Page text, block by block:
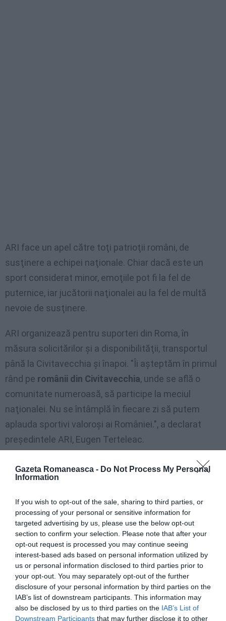
Gazeta Romaneasca - Do Not Process My Personal
Information
If you wish to opt-out of the sale, sharing to third parties, or
processing of your personal or sensitive information for
targeted advertising by us, please use the below opt-out
section to confirm your selection. Please note that after your
opt-out request is processed you may continue seeing
interest-based ads based on personal information utilized by
us or personal information disclosed to third parties prior to
your opt-out. You may separately opt-out of the further
disclosure of your personal information by third parties on the
IAB’s list of downstream participants. This information may
also be disclosed by us to third parties on the IAB’s List of
Downstream Participants that may further disclose it to other
ARI face un apel către toţi patrioţii români, de
susţinere a echipei naţionale. Chiar dacă este un
sport considerat minor, emoţiile pot fi la fel de
puternice, iar jucătorii naţionalei au la fel de multă
nevoie de susţinere.
ARI organizează pentru suporteri din Roma, în
măsura solicitărilor şi a disponibilităţii, transportul
până la Civitavecchia şi înapoi. "Îi aşteptăm în primul
rând pe românii din Civitavecchia, unde se află o
comunitate numeroasă, să participe la meciul
naţionalei. Nu se întâmplă în fiecare zi să putem
aplauda sportivi valoroşi ai României.", a declarat
preşedintele ARI, Eugen Terteleac.
Meciul se va juca marţi 29 ianuarie, la Civitavecchia,
de la ora 20:00, la
polo se va întoarce în România miercuri, 30 ianuarie
pentru a se pregăti pentru a doua confruntare din
Liga Mondială, cea cu Ungaria, care va avea loc la
Debrecen, la 1 februarie.
Antrenorul naţionalei de polo a României,Vlad Hagiu
va avea la dispoziţie pentru meciul din Italia următorii
jucători: Dragoș Stoenescu, Daniel Teohari, Dimitri